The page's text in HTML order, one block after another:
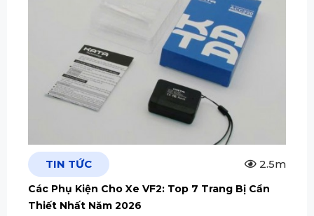
TIN TỨC 2.5m
Các Phụ Kiện Cho Xe VF2: Top 7 Trang Bị Cần
Thiết Nhất Năm 2026